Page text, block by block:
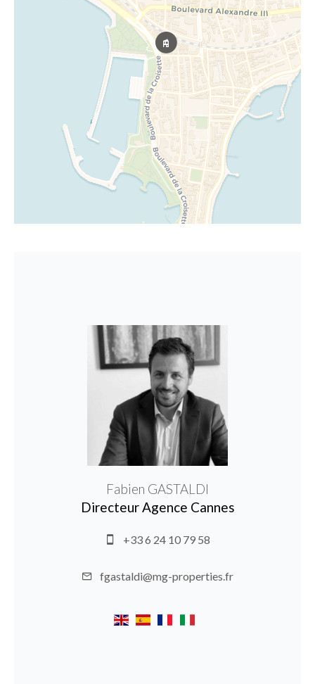
Fabien GASTALDI
Directeur Agence Cannes
+33 6 24 10 79 58
fgastaldi@mg-properties.fr